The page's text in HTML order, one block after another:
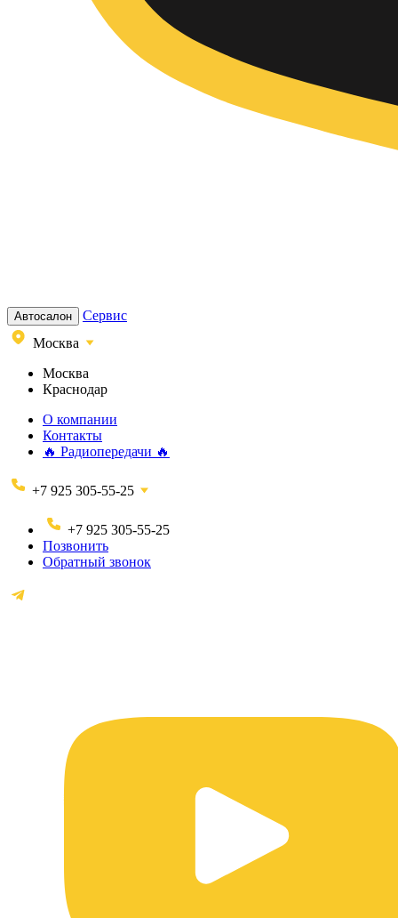
Автосалон
Сервис
Москва
Москва
Краснодар
О компании
Контакты
🔥 Радиопередачи 🔥
+7 925 305-55-25
+7 925 305-55-25
Позвонить
Обратный звонок